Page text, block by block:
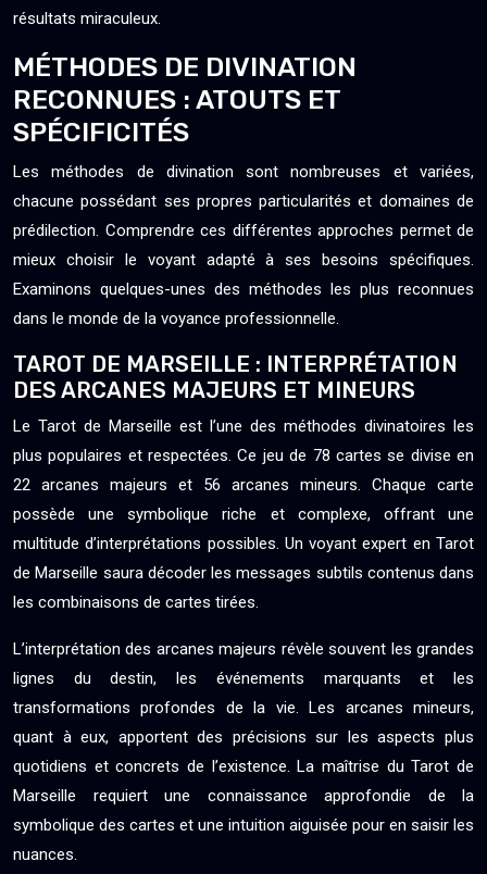
résultats miraculeux.
MÉTHODES DE DIVINATION
RECONNUES : ATOUTS ET
SPÉCIFICITÉS
Les méthodes de divination sont nombreuses et variées,
chacune possédant ses propres particularités et domaines de
prédilection. Comprendre ces différentes approches permet de
mieux choisir le voyant adapté à ses besoins spécifiques.
Examinons quelques-unes des méthodes les plus reconnues
dans le monde de la voyance professionnelle.
TAROT DE MARSEILLE : INTERPRÉTATION
DES ARCANES MAJEURS ET MINEURS
Le Tarot de Marseille est l’une des méthodes divinatoires les
plus populaires et respectées. Ce jeu de 78 cartes se divise en
22 arcanes majeurs et 56 arcanes mineurs. Chaque carte
possède une symbolique riche et complexe, offrant une
multitude d’interprétations possibles. Un voyant expert en Tarot
de Marseille saura décoder les messages subtils contenus dans
les combinaisons de cartes tirées.
L’interprétation des arcanes majeurs révèle souvent les grandes
lignes du destin, les événements marquants et les
transformations profondes de la vie. Les arcanes mineurs,
quant à eux, apportent des précisions sur les aspects plus
quotidiens et concrets de l’existence. La maîtrise du Tarot de
Marseille requiert une connaissance approfondie de la
symbolique des cartes et une intuition aiguisée pour en saisir les
nuances.